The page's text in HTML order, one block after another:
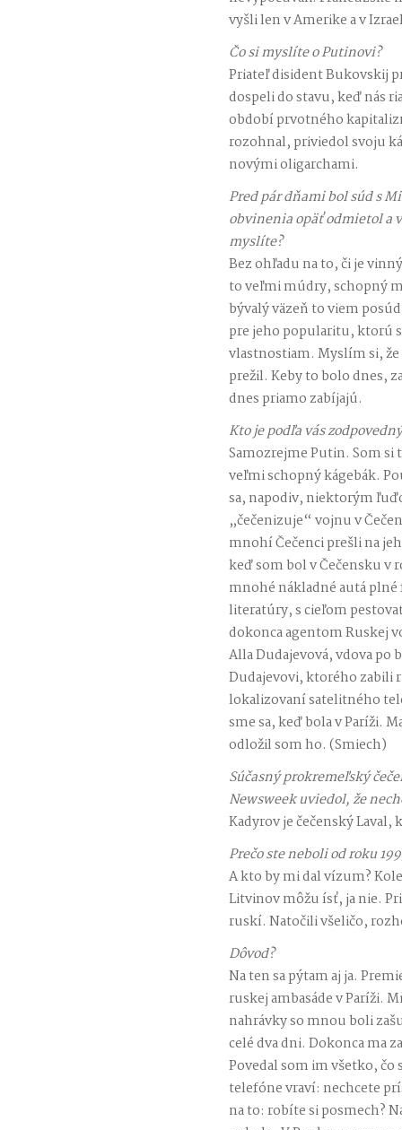
vyšli len v Amerike a v
Čo si myslíte o Putinovi?
Priateľ disident Bukovskij
dospeli do stavu, keď nás
období prvotného
rozohnal, priviedol svoju
novými oligarchami.
Pred pár dňami bol súd s
obvinenia opäť odmietol a
myslíte?
Bez ohľadu na to, či je
to veľmi múdry, schopný
bývalý väzeň to viem
pre jeho popularitu, ktorú
vlastnostiam. Myslím si,
prežil. Keby to bolo dnes,
dnes priamo zabíjajú.
Kto je podľa vás
Samozrejme Putin. Som
veľmi schopný kágebák.
sa, napodiv, niektorým
„čečenizuje“ vojnu v
mnohí Čečenci prešli na
keď som bol v Čečensku v
mnohé nákladné autá
literatúry, s cieľom
dokonca agentom Ruskej
Alla Dudajevová, vdova
Dudajevovi, ktorého zabili
lokalizovaní satelitného
sme sa, keď bola v Paríži.
odložil som ho. (Smiech)
Súčasný prokremeľský
Newsweek uviedol, že
Kadyrov je čečenský
Prečo ste neboli od roku
A kto by mi dal vízum?
Litvinov môžu ísť, ja nie.
ruskí. Natočili všeličo,
Dôvod?
Na ten sa pýtam aj ja.
ruskej ambasáde v Paríži.
nahrávky so mnou boli
celé dva dni. Dokonca ma
Povedal som im všetko,
telefóne vraví: nechcete
na to: robíte si posmech?